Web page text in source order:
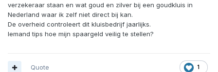
verzekeraar staan en wat goud en zilver bij een goudkluis in
Nederland waar ik zelf niet direct bij kan.
De overheid controleert dit kluisbedrijf jaarlijks.
Iemand tips hoe mijn spaargeld veilig te stellen?
1
Quote